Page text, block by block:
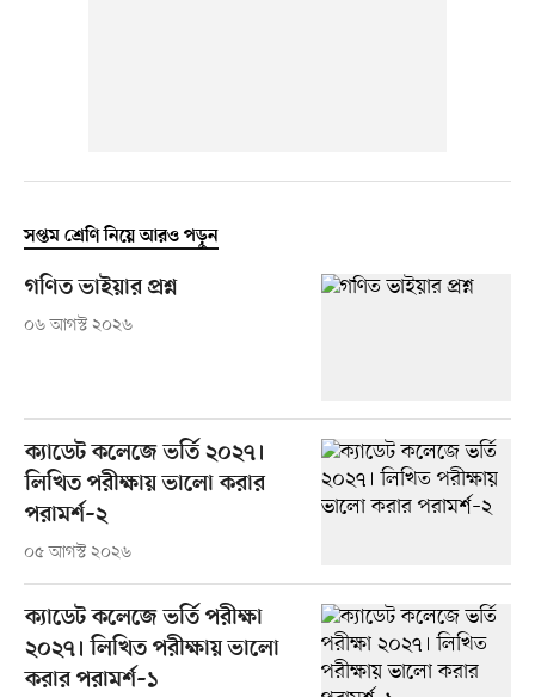
সপ্তম শ্রেণি নিয়ে আরও পড়ুন
গণিত ভাইয়ার প্রশ্ন
০৬ আগস্ট ২০২৬
ক্যাডেট কলেজে ভর্তি ২০২৭।
লিখিত পরীক্ষায় ভালো করার
পরামর্শ–২
০৫ আগস্ট ২০২৬
ক্যাডেট কলেজে ভর্তি পরীক্ষা
২০২৭। লিখিত পরীক্ষায় ভালো
করার পরামর্শ–১